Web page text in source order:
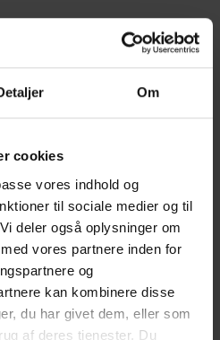
Om
cookies
vores indhold og
til sociale medier og til
deler også oplysninger om
vores partnere inden for
og
kan kombinere disse
du har givet dem, eller som
af deres tjenester. Du
# 6 2023
#2 2023
#6 2022